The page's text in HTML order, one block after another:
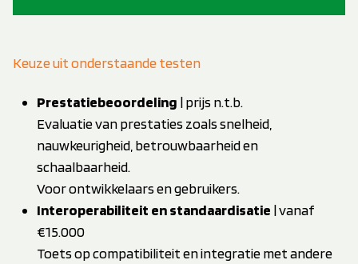
Keuze uit onderstaande testen
Prestatiebeoordeling | prijs n.t.b.
Evaluatie van prestaties zoals snelheid,
nauwkeurigheid, betrouwbaarheid en
schaalbaarheid.
Voor ontwikkelaars en gebruikers.
Interoperabiliteit en standaardisatie | vanaf
€15.000
Toets op compatibiliteit en integratie met andere